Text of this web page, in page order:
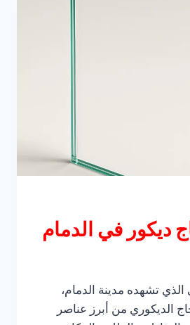
في الدمام
تشهده مدينة الدمام،
الديكوري من أبرز عناصر